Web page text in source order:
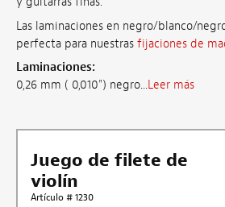
Las laminaciones en negro/blanco/
perfecta para nuestras fijaciones de
Laminaciones:
0,26 mm ( 0,010") negro...Leer más
Juego de filete de
violín
Artículo # 1230